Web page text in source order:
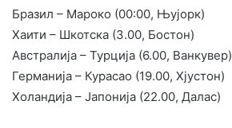
Бразил – Мароко (00:00, Њујорк)
Хаити – Шкотска (3.00, Бостон)
Австралија – Турција (6.00, Ванкувер)
Германија – Курасао (19.00, Хјустон)
Холандија – Јапонија (22.00, Далас)